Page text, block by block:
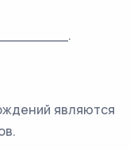
являются